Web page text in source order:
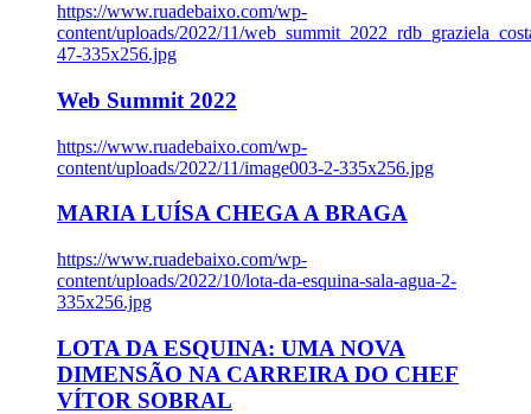
https://www.ruadebaixo.com/wp-
content/uploads/2022/11/
47-335x256.jpg
Web Summit 2022
https://www.ruadebaixo.com/wp-
content/uploads/2022/11/image003-2-335x256.jpg
MARIA LUÍSA CHEGA A BRAGA
https://www.ruadebaixo.com/wp-
content/uploads/2022/10/lota-da-esquina-sala-agua-2-
335x256.jpg
LOTA DA ESQUINA: UMA NOVA
DIMENSÃO NA CARREIRA DO CHEF
VÍTOR SOBRAL